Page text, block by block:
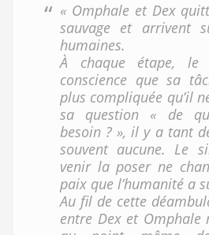
« Omphale et Dex
sauvage et arrivent
humaines.
À chaque étape, le
conscience que sa
plus compliquée qu’il
sa question « de
besoin ? », il y a tant
souvent aucune. Le
venir la poser ne
paix que l’humanité a
Au fil de cette
entre Dex et Omphale